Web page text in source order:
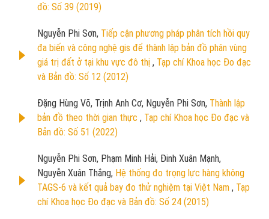
đồ: Số 39 (2019)
Nguyễn Phi Sơn, Tiếp cận phương pháp phân tích hồi quy
đa biến và công nghệ gis để thành lập bản đồ phân vùng
giá trị đất ở tại khu vực đô thị , Tạp chí Khoa học Đo đạc
và Bản đồ: Số 12 (2012)
Đặng Hùng Võ, Trịnh Anh Cơ, Nguyễn Phi Sơn, Thành lập
bản đồ theo thời gian thực , Tạp chí Khoa học Đo đạc và
Bản đồ: Số 51 (2022)
Nguyễn Phi Sơn, Phạm Minh Hải, Đinh Xuân Mạnh,
Nguyễn Xuân Thắng, Hệ thống đo trọng lực hàng không
TAGS-6 và kết quả bay đo thử nghiệm tại Việt Nam , Tạp
chí Khoa học Đo đạc và Bản đồ: Số 24 (2015)